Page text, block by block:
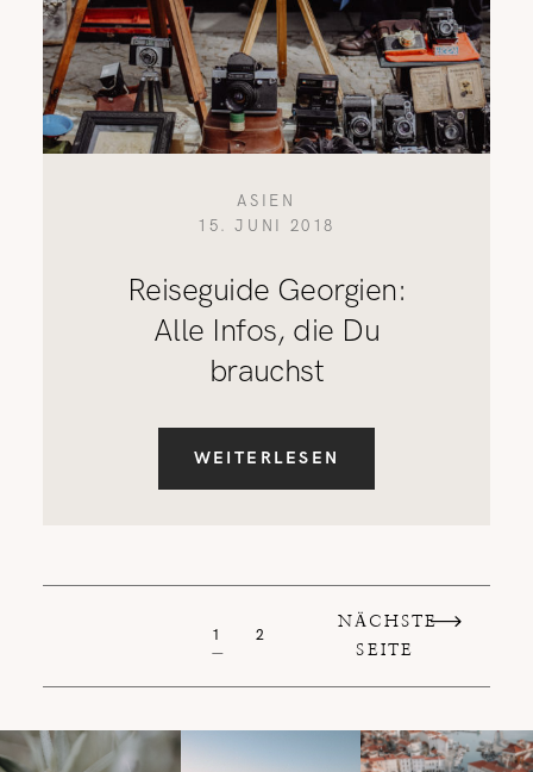
ASIEN
15. JUNI 2018
Reiseguide Georgien:
Alle Infos, die Du
brauchst
WEITERLESEN
1 2
NÄCHSTE
SEITE